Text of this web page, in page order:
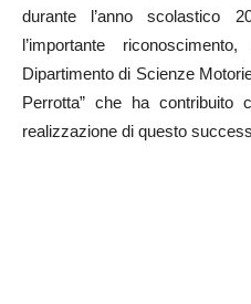
durante l’anno scolastico
l’importante
Dipartimento di Scienze
Perrotta” che ha contribuito
realizzazione di questo